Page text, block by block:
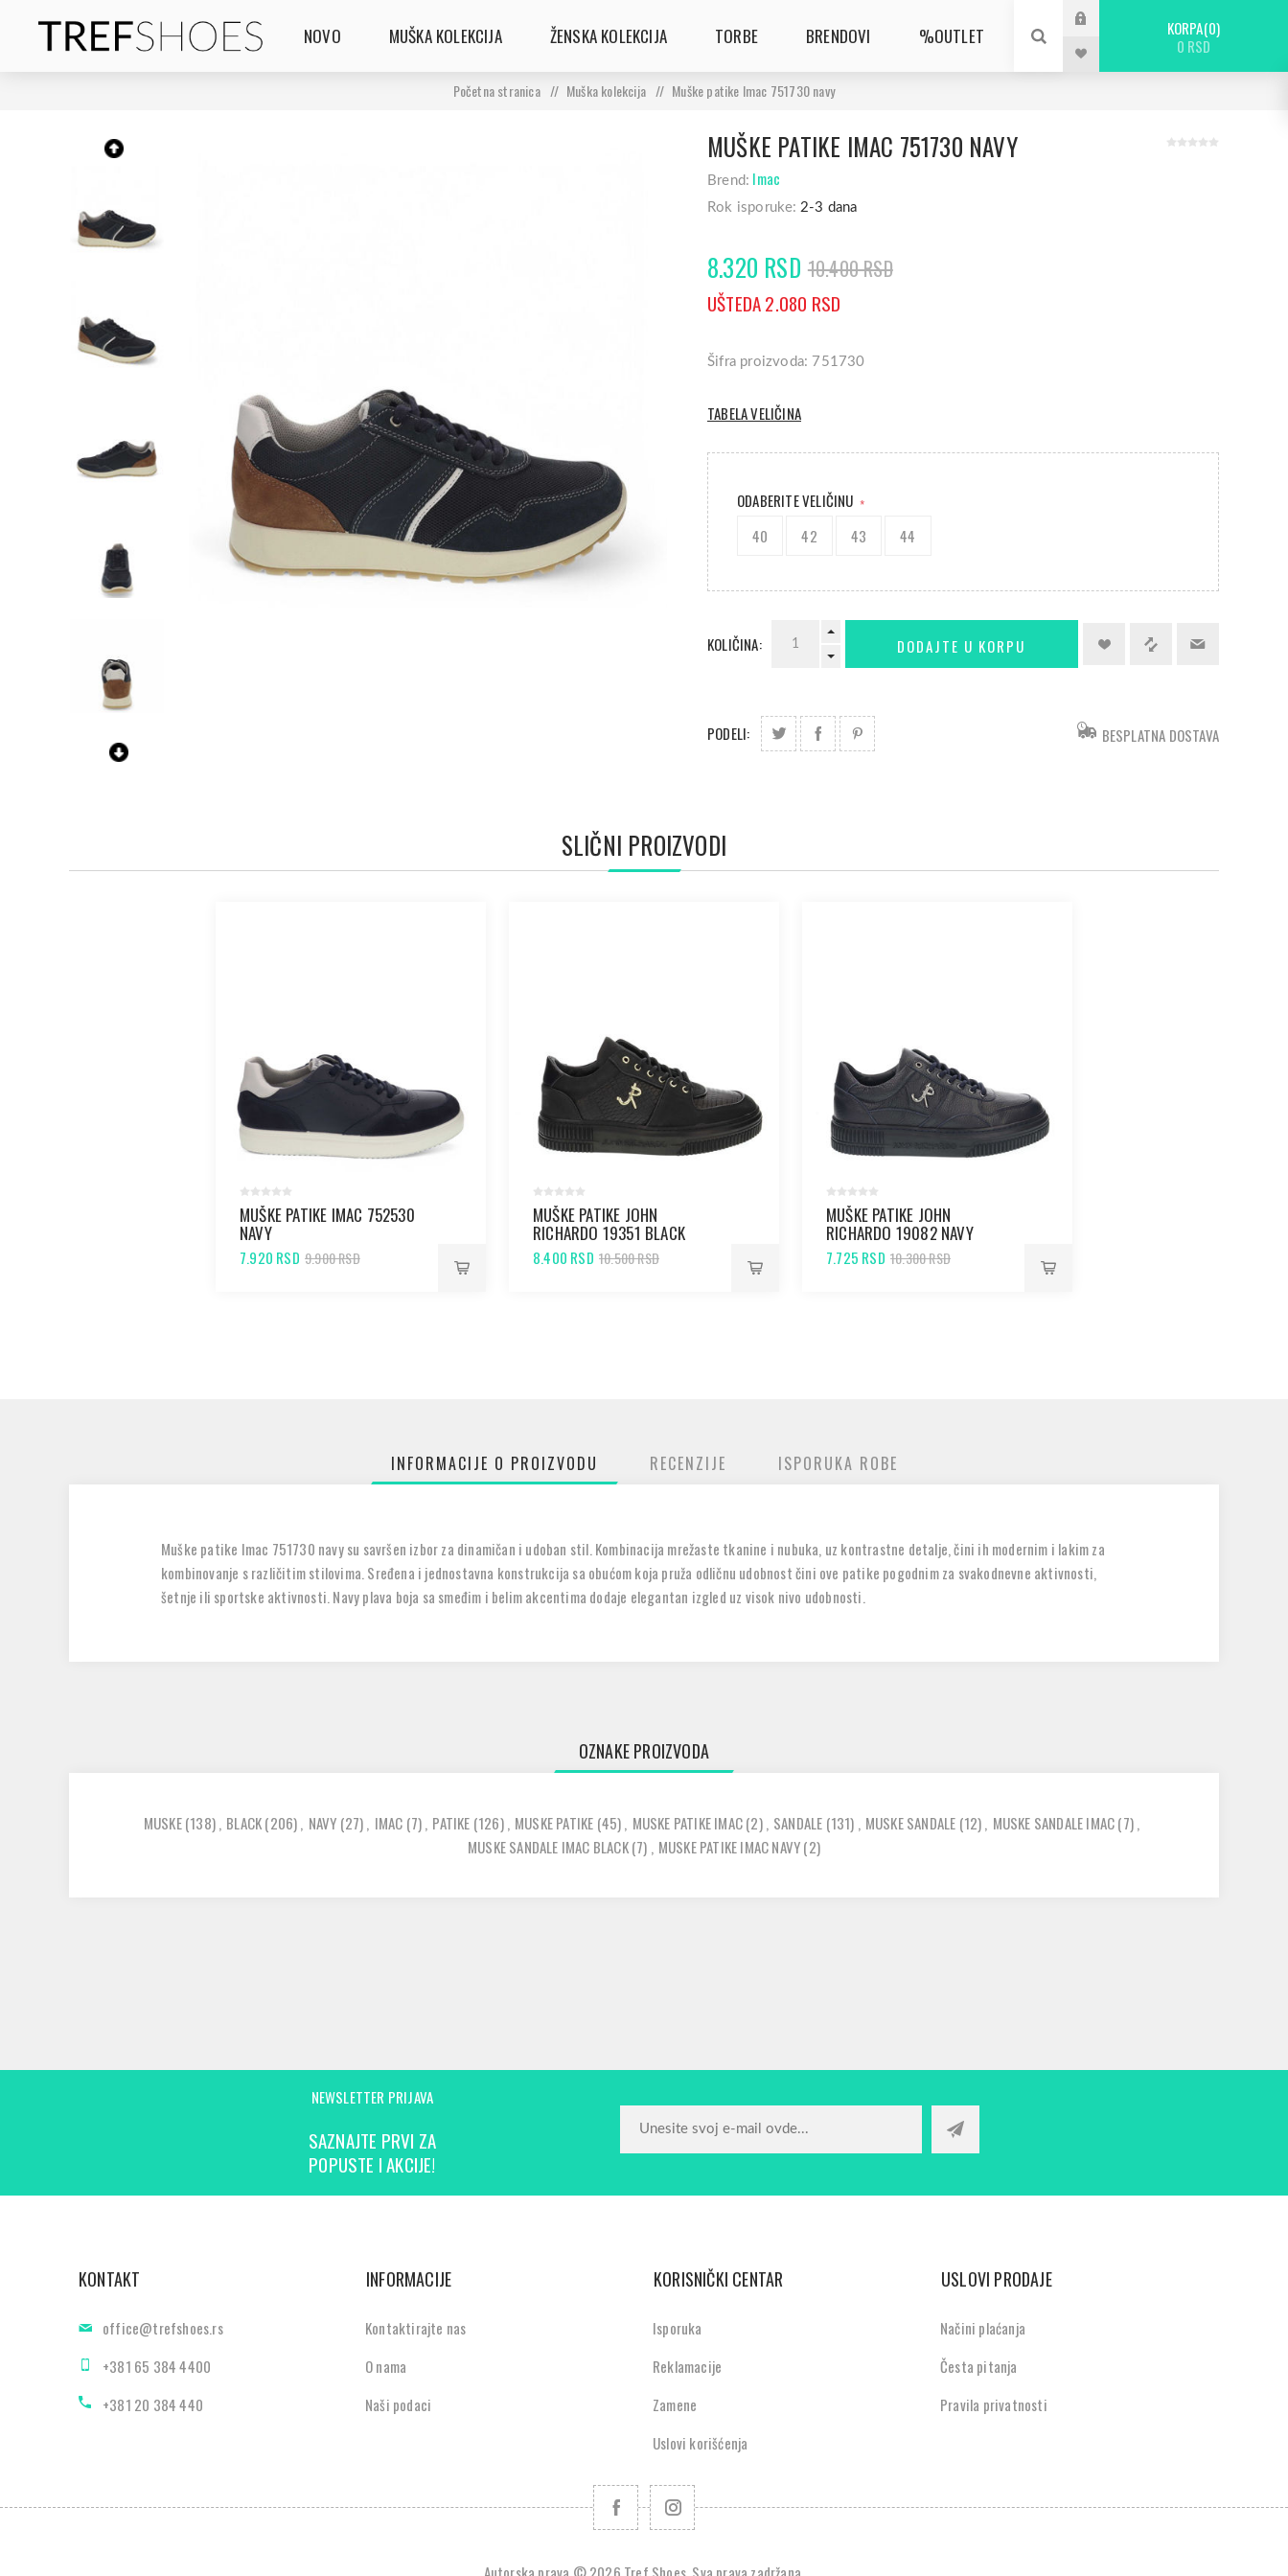
NOVO MUŠKA KOLEKCIJA ŽENSKA KOLEKCIJA TORBE BRENDOVI %OUTLET KORPA 0
0 RSD
Početna stranica / Muška kolekcija / Muške patike Imac 751730 navy
MUŠKE PATIKE IMAC 751730 NAVY
Brend: Imac
Rok isporuke: 2-3 dana
8.320 RSD 10.400 RSD
UŠTEDA 2.080 RSD
Šifra proizvoda: 751730
TABELA VELIČINA
ODABERITE VELIČINU *
40 42 43 44
KOLIČINA:
PODELI: BESPLATNA DOSTAVA
SLIČNI PROIZVODI
MUŠKE PATIKE IMAC 752530
NAVY
7.920 RSD 9.900 RSD
MUŠKE PATIKE JOHN
RICHARDO 19351 BLACK
8.400 RSD 10.500 RSD
MUŠKE PATIKE JOHN
RICHARDO 19082 NAVY
7.725 RSD 10.300 RSD
INFORMACIJE O PROIZVODU RECENZIJE ISPORUKA ROBE
Muške patike Imac 751730 navy su savršen izbor za dinamičan i udoban stil. Kombinacija mrežaste tkanine i nubuka, uz kontrastne detalje, čini ih modernim i lakim za
kombinovanje s različitim stilovima. Sređena i jednostavna konstrukcija sa obućom koja pruža odličnu udobnost čini ove patike pogodnim za svakodnevne aktivnosti,
šetnje ili sportske aktivnosti. Navy plava boja sa smeđim i belim akcentima dodaje elegantan izgled uz visok nivo udobnosti.
OZNAKE PROIZVODA
MUSKE(138), BLACK(206), NAVY (27), IMAC (7), PATIKE (126), MUSKE PATIKE (45), MUSKE PATIKE IMAC(2), SANDALE (131) , MUSKE SANDALE (12), MUSKE SANDALE IMAC(7),
MUSKE SANDALE IMAC BLACK(7) , MUSKE PATIKE IMAC NAVY(2)
NEWSLETTER PRIJAVA
SAZNAJTE PRVI ZA
POPUSTE I AKCIJE!
KONTAKT
office@trefshoes.rs
+381 65 384 4400
+381 20 384 440
INFORMACIJE
Kontaktirajte nas
O nama
Naši podaci
KORISNIČKI CENTAR
Isporuka
Reklamacije
Zamene
Uslovi korišćenja
USLOVI PRODAJE
Načini plaćanja
Česta pitanja
Pravila privatnosti